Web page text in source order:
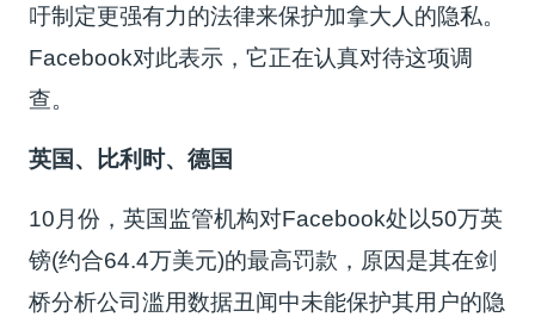
吁制定更强有力的法律来保护加拿大人的隐私。
Facebook对此表示，它正在认真对待这项调
查。
英国、比利时、德国
10月份，英国监管机构对Facebook处以50万英
镑(约合64.4万美元)的最高罚款，原因是其在剑
桥分析公司滥用数据丑闻中未能保护其用户的隐